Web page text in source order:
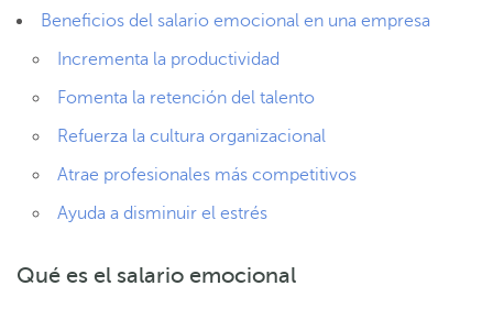
Beneficios del salario emocional en una empresa
Incrementa la productividad
Fomenta la retención del talento
Refuerza la cultura organizacional
Atrae profesionales más competitivos
Ayuda a disminuir el estrés
Qué es el salario emocional